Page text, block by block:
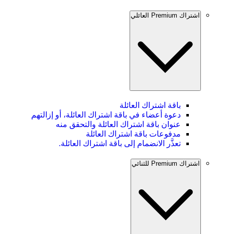
اشتراك Premium العائلي
باقة اشتراك العائلة
دعوة أعضاء في باقة اشتراك العائلة، أو إزالتهم
عنوان باقة اشتراك العائلة والتحقق منه
مدفوعات باقة اشتراك العائلة
تعذَّر الانضمام إلى باقة اشتراك العائلة.
اشتراك Premium للثنائي